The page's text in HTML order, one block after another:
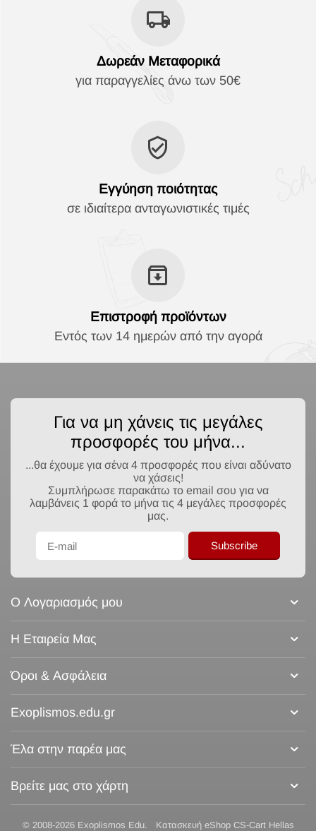
Δωρεάν Μεταφορικά
για παραγγελίες άνω των 50€
Εγγύηση ποιότητας
σε ιδιαίτερα ανταγωνιστικές τιμές
Επιστροφή προϊόντων
Εντός των 14 ημερών από την αγορά
Για να μη χάνεις τις μεγάλες
προσφορές του μήνα...
...θα έχουμε για σένα 4 προσφορές που είναι αδύνατο
να χάσεις!
Συμπλήρωσε παρακάτω το email σου για να
λαμβάνεις 1 φορά το μήνα τις 4 μεγάλες προσφορές
μας.
Subscribe
Ο Λογαριασμός μου
Η Εταιρεία Μας
Όροι & Ασφάλεια
Exoplismos.edu.gr
Έλα στην παρέα μας
Βρείτε μας στο χάρτη
© 2008-2026 Exoplismos Edu. Κατασκευή eShop CS-Cart Hellas